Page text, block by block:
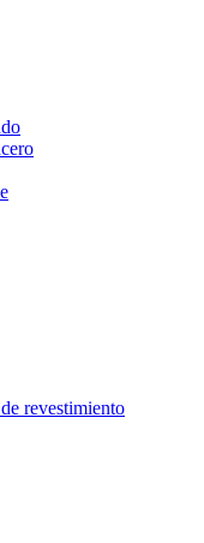
revestimiento